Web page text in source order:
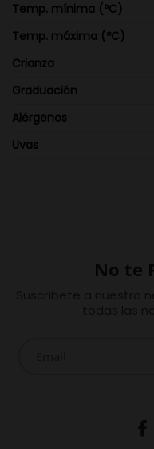
Temp. mínima (ºC)
Temp. máxima (ºC)
Crianza
Graduación
Alérgenos
Uvas
No te